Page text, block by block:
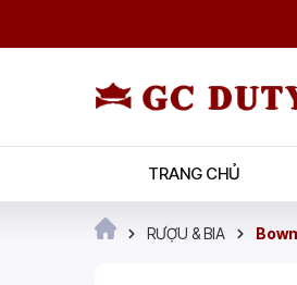
TRANG CHỦ
RƯỢU & BIA